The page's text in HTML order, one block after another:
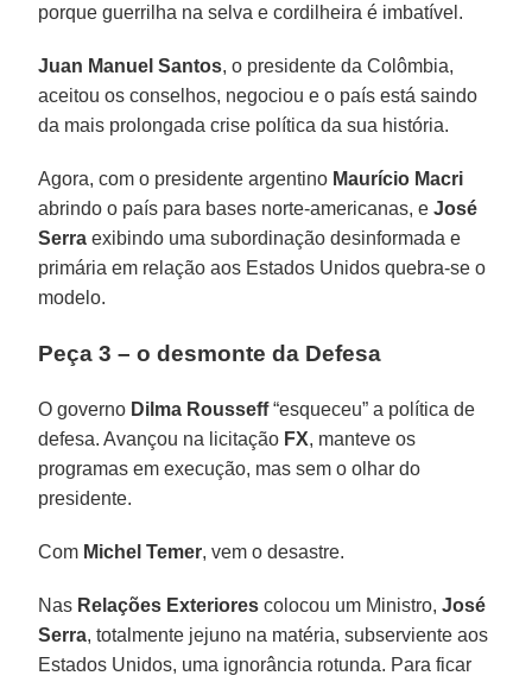
porque guerrilha na selva e cordilheira é imbatível.
Juan Manuel Santos, o presidente da Colômbia,
aceitou os conselhos, negociou e o país está saindo
da mais prolongada crise política da sua história.
Agora, com o presidente argentino Maurício Macri
abrindo o país para bases norte-americanas, eJosé
Serra exibindo uma subordinação desinformada e
primária em relação aos Estados Unidos quebra-se o
modelo.
Peça 3 – o desmonte da Defesa
O governo Dilma Rousseff“esqueceu” a política de
defesa. Avançou na licitação FX, manteve os
programas em execução, mas sem o olhar do
presidente.
Com Michel Temer, vem o desastre.
Nas Relações Exteriores colocou um Ministro,José
Serra, totalmente jejuno na matéria, subserviente aos
Estados Unidos, uma ignorância rotunda. Para ficar